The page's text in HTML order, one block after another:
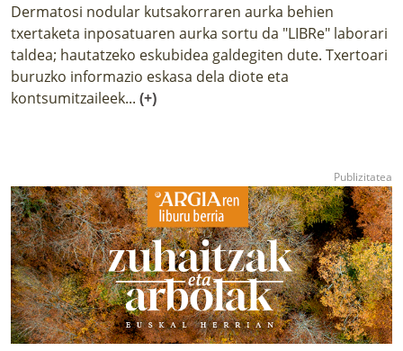
Dermatosi nodular kutsakorraren aurka behien
txertaketa inposatuaren aurka sortu da "LIBRe" laborari
taldea; hautatzeko eskubidea galdegiten dute. Txertoari
buruzko informazio eskasa dela diote eta
kontsumitzaileek... (+)